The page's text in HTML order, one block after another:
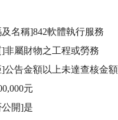
名稱]842軟體執行服務
非屬財物之工程或勞務
公告金額以上未達查核金額
元
開]是